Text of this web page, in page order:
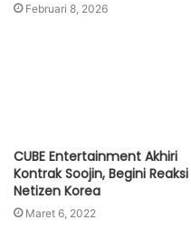
Februari 8, 2026
CUBE Entertainment Akhiri
Kontrak Soojin, Begini Reaksi
Netizen Korea
Maret 6, 2022